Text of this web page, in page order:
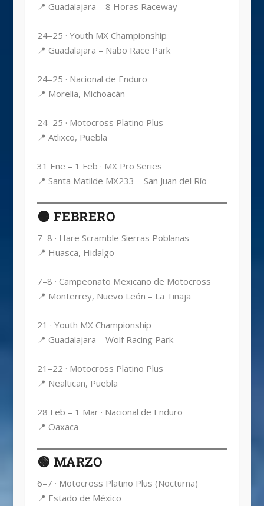
📍 Guadalajara – 8 Horas Raceway
24–25 · Youth MX Championship
📍 Guadalajara – Nabo Race Park
24–25 · Nacional de Enduro
📍 Morelia, Michoacán
24–25 · Motocross Platino Plus
📍 Atlixco, Puebla
31 Ene – 1 Feb · MX Pro Series
📍 Santa Matilde MX233 – San Juan del Río
🟠 FEBRERO
7–8 · Hare Scramble Sierras Poblanas
📍 Huasca, Hidalgo
7–8 · Campeonato Mexicano de Motocross
📍 Monterrey, Nuevo León – La Tinaja
21 · Youth MX Championship
📍 Guadalajara – Wolf Racing Park
21–22 · Motocross Platino Plus
📍 Nealtican, Puebla
28 Feb – 1 Mar · Nacional de Enduro
📍 Oaxaca
🟢 MARZO
6–7 · Motocross Platino Plus (Nocturna)
📍 Estado de México